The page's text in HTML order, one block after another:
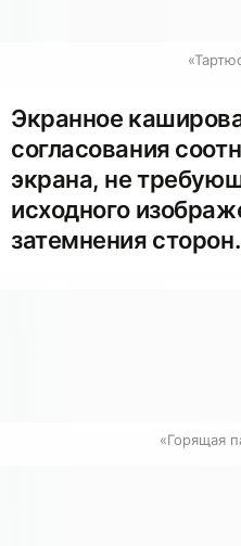
Экранное
согласования
экрана, не
исходного
затемнения сторон.
«Горящая